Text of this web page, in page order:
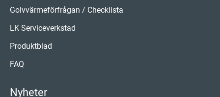
Golvvärmeförfrågan / Checklista
LK Serviceverkstad
Produktblad
FAQ
Nyheter